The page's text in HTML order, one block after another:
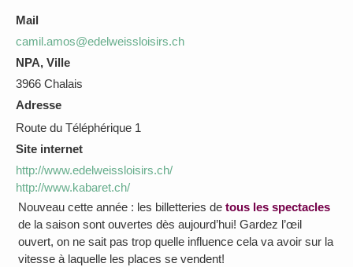
Mail
camil.amos@edelweissloisirs.ch
NPA, Ville
3966 Chalais
Adresse
Route du Téléphérique 1
Site internet
http://www.edelweissloisirs.ch/
http://www.kabaret.ch/
Nouveau cette année : les billetteries de tous les spectacles
de la saison sont ouvertes dès aujourd’hui! Gardez l’œil
ouvert, on ne sait pas trop quelle influence cela va avoir sur la
vitesse à laquelle les places se vendent!